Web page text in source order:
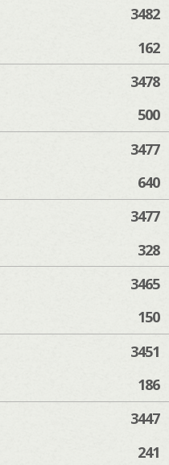
3482
162
3478
500
3477
640
3477
328
3465
150
3451
186
3447
241